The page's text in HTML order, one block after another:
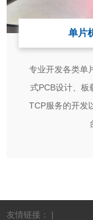
单片
专业开发各类单
式PCB设计、板
TCP服务的开发
友情链接： |